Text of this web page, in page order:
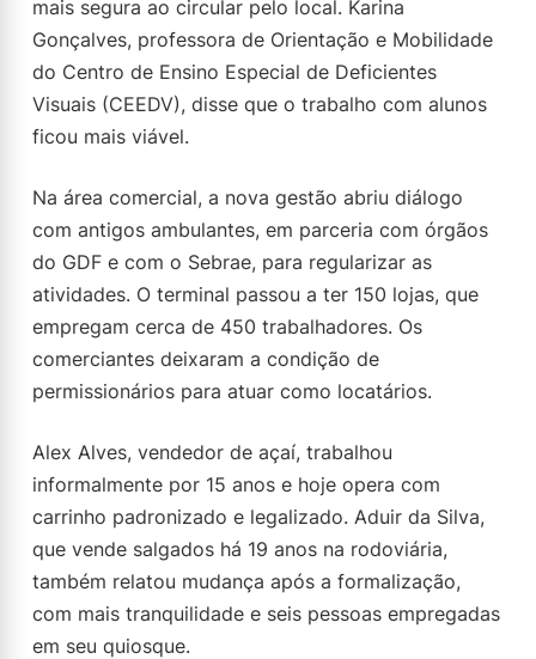
mais segura ao circular pelo local. Karina
Gonçalves, professora de Orientação e Mobilidade
do Centro de Ensino Especial de Deficientes
Visuais (CEEDV), disse que o trabalho com alunos
ficou mais viável.
Na área comercial, a nova gestão abriu diálogo
com antigos ambulantes, em parceria com órgãos
do GDF e com o Sebrae, para regularizar as
atividades. O terminal passou a ter 150 lojas, que
empregam cerca de 450 trabalhadores. Os
comerciantes deixaram a condição de
permissionários para atuar como locatários.
Alex Alves, vendedor de açaí, trabalhou
informalmente por 15 anos e hoje opera com
carrinho padronizado e legalizado. Aduir da Silva,
que vende salgados há 19 anos na rodoviária,
também relatou mudança após a formalização,
com mais tranquilidade e seis pessoas empregadas
em seu quiosque.